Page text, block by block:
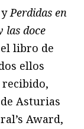
yPerdidas en
las doce
libro de
ellos
recibido,
Asturias
Award,